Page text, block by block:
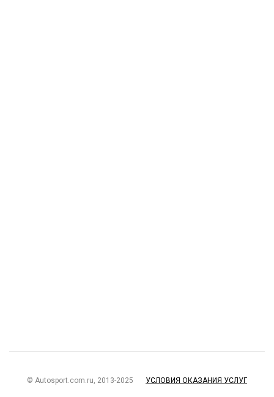
© Autosport.com.ru, 2013-2025 УСЛОВИЯ ОКАЗАНИЯ УСЛУГ